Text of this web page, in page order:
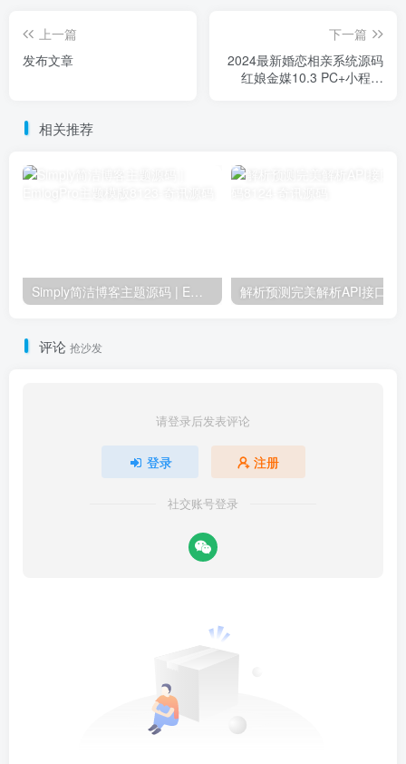
上一篇
发布文章
下一篇
2024最新婚恋相亲系统源码
红娘金媒10.3 PC+小程序
相关推荐
评论 抢沙发
请登录后发表评论
登录 注册
社交账号登录